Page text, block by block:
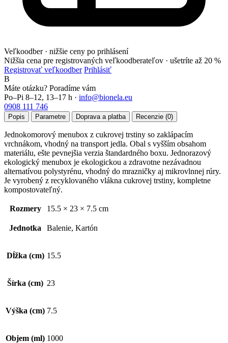
Veľkoodber · nižšie ceny po prihlásení
Nižšia cena pre registrovaných veľkoodberateľov · ušetríte až 20 %
Registrovať veľkoodber Prihlásiť
B
Máte otázku? Poradíme vám
Po–Pi 8–12, 13–17 h · info@bionela.eu
0908 111 746
Popis Parametre Doprava a platba Recenzie (0)
Jednokomorový menubox z cukrovej trstiny so zaklápacím
vrchnákom, vhodný na transport jedla. Obal s vyšším obsahom
materiálu, ešte pevnejšia verzia štandardného boxu. Jednorazový
ekologický menubox je ekologickou a zdravotne nezávadnou
alternatívou polystyrénu, vhodný do mrazničky aj mikrovlnnej rúry.
Je vyrobený z recyklovaného vlákna cukrovej trstiny, kompletne
kompostovateľný.
Rozmery 15.5 × 23 × 7.5 cm
Jednotka Balenie, Kartón
Dĺžka (cm) 15.5
Šírka (cm) 23
Výška (cm) 7.5
Objem (ml) 1000